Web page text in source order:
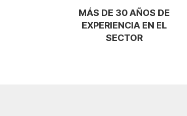
MÁS DE 30 AÑOS DE
EXPERIENCIA EN EL
SECTOR